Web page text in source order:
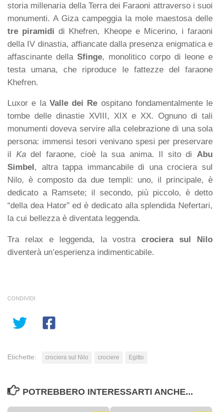
storia millenaria della Terra dei Faraoni attraverso i suoi
monumenti. A Giza campeggia la mole maestosa delle
tre piramidi di Khefren, Kheope e Micerino, i faraoni
della IV dinastia, affiancate dalla presenza enigmatica e
affascinante della Sfinge, monolitico corpo di leone e
testa umana, che riproduce le fattezze del faraone
Khefren.
Luxor e la Valle dei Re ospitano fondamentalmente le
tombe delle dinastie XVIII, XIX e XX. Ognuno di tali
monumenti doveva servire alla celebrazione di una sola
persona: immensi tesori venivano spesi per preservare
il Kadel faraone, cioè la sua anima. Il sito diAbu
Simbel , altra tappa immancabile di una crociera sul
Nilo, è composto da due templi: uno, il principale, è
dedicato a Ramsete; il secondo, più piccolo, è detto
“della dea Hator” ed è dedicato alla splendida Nefertari,
la cui bellezza è diventata leggenda.
Tra relax e leggenda, la vostracrociera sul Nilo
diventerà un’esperienza indimenticabile.
CONDIVIDI
Etichette: crociera sul Nilo crociere Egitto
POTREBBERO INTERESSARTI ANCHE...